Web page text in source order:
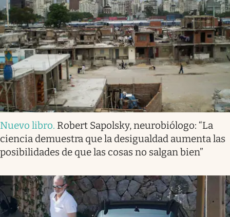
Nuevo libro. Robert Sapolsky, neurobiólogo: “La
ciencia demuestra que la desigualdad aumenta las
posibilidades de que las cosas no salgan bien”